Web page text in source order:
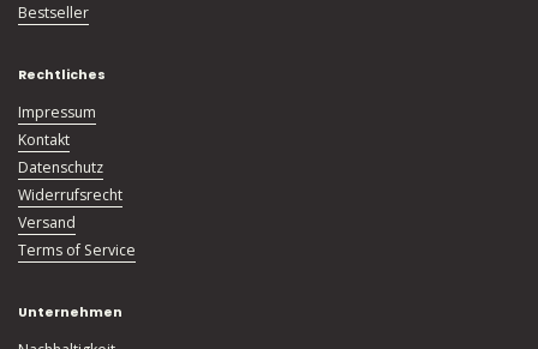
Bestseller
Rechtliches
Impressum
Kontakt
Datenschutz
Widerrufsrecht
Versand
Terms of Service
Unternehmen